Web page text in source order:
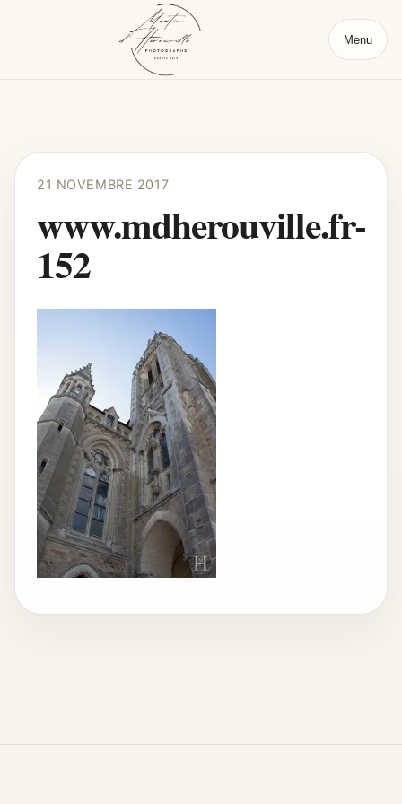
Menu
21 NOVEMBRE 2017
www.mdherouville.fr-
152